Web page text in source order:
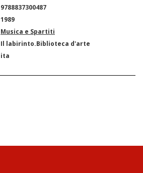
9788837300487
1989
Musica e Spartiti
Il labirinto.Biblioteca d'arte
ita